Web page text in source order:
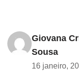
Giovana
Sousa
16 janeiro,